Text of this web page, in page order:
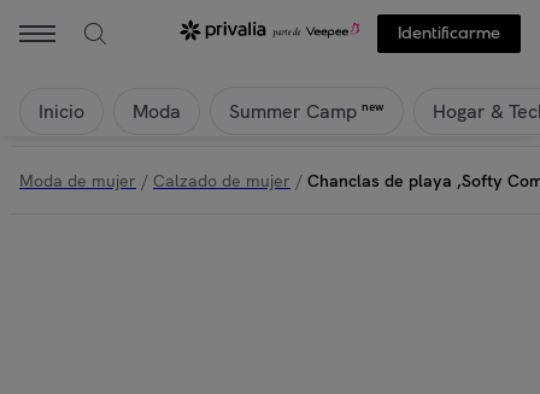
Identificarme
Inicio Moda Summer Camp new Hogar &
Moda de mujer / Calzado de mujer / Chanclas de playa ,Softy